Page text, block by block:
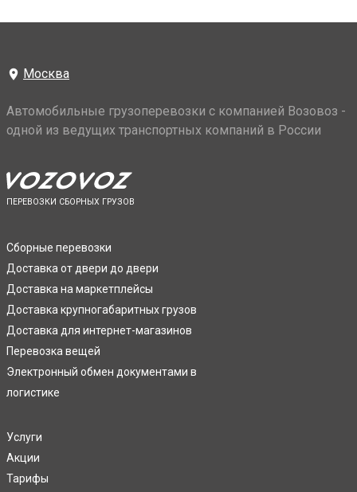
Москва
Автомобильные грузоперевозки с компанией Возовоз -
одной из ведущих транспортных компаний в России
ПЕРЕВОЗКИ СБОРНЫХ ГРУЗОВ
Сборные перевозки
Доставка от двери до двери
Доставка на маркетплейсы
Доставка крупногабаритных грузов
Доставка для интернет-магазинов
Перевозка вещей
Электронный обмен документами в
логистике
Услуги
Акции
Тарифы